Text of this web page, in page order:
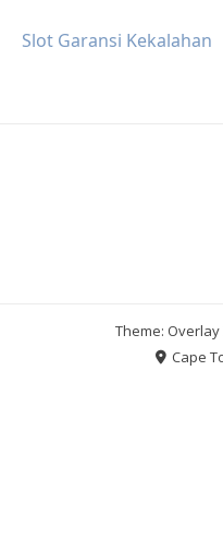
Slot Garansi Kekalahan
Theme:
Cape